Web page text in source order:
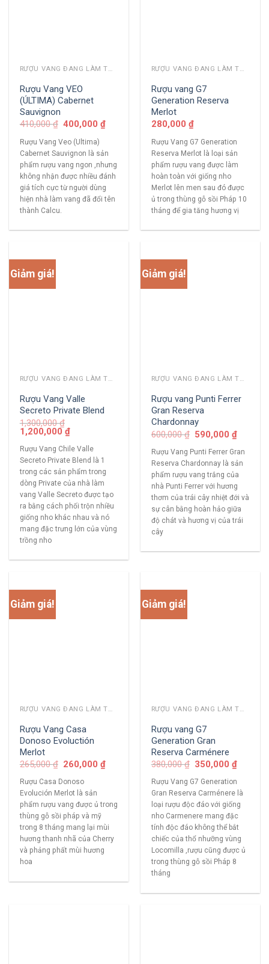
RƯỢU VANG ĐANG LÀM THỊ TRƯỜNG
Rượu Vang VEO
(ÚLTIMA) Cabernet
Sauvignon
410,000₫ 400,000₫
Rượu Vang Veo (Ultima)
Cabernet Sauvignon là sản
phẩm rượu vang ngon ,nhưng
không nhận được nhiều đánh
giá tích cực từ người dùng
hiện nhà làm vang đã đổi tên
thành Calcu.
RƯỢU VANG ĐANG LÀM THỊ TRƯỜNG
Rượu vang G7
Generation Reserva
Merlot
280,000 ₫
Rượu Vang G7 Generation
Reserva Merlot là loại sản
phẩm rượu vang được làm
hoàn toàn với giống nho
Merlot lên men sau đó được
ủ trong thùng gỗ sồi Pháp 10
tháng để gia tăng hương vị
Giảm giá!
RƯỢU VANG ĐANG LÀM THỊ TRƯỜNG
Rượu Vang Valle
Secreto Private Blend
1,300,000₫
1,200,000₫
Rượu Vang Chile Valle
Secreto Private Blend là 1
trong các sản phẩm trong
dòng Private của nhà làm
vang Valle Secreto được tạo
ra bằng cách phối trộn nhiều
giống nho khác nhau và nó
mang đặc trưng lớn của vùng
trồng nho
Giảm giá!
RƯỢU VANG ĐANG LÀM THỊ TRƯỜNG
Rượu vang Punti Ferrer
Gran Reserva
Chardonnay
600,000₫ 590,000₫
Rượu Vang Punti Ferrer Gran
Reserva Chardonnay là sản
phẩm rượu vang trắng của
nhà Punti Ferrer với hương
thơm của trái cây nhiệt đới và
sự cân bằng hoàn hảo giữa
độ chát và hương vị của trái
cây
Giảm giá!
RƯỢU VANG ĐANG LÀM THỊ TRƯỜNG
Rượu Vang Casa
Donoso Evoluctión
Merlot
265,000₫ 260,000₫
Rượu Casa Donoso
Evolución Merlot là sản
phẩm rượu vang được ủ trong
thùng gỗ sồi pháp và mỹ
trong 8 tháng mang lại mùi
hương thanh nhã của Cherry
và phảng phất mùi hương
hoa
Giảm giá!
RƯỢU VANG ĐANG LÀM THỊ TRƯỜNG
Rượu vang G7
Generation Gran
Reserva Carménere
380,000₫ 350,000₫
Rượu Vang G7 Generation
Gran Reserva Carménere là
loại rượu độc đáo với giống
nho Carmenere mang đặc
tính độc đáo không thể bắt
chiếc của thổ nhưỡng vùng
Locomilla ,rượu cũng được ủ
trong thùng gỗ sồi Pháp 8
tháng